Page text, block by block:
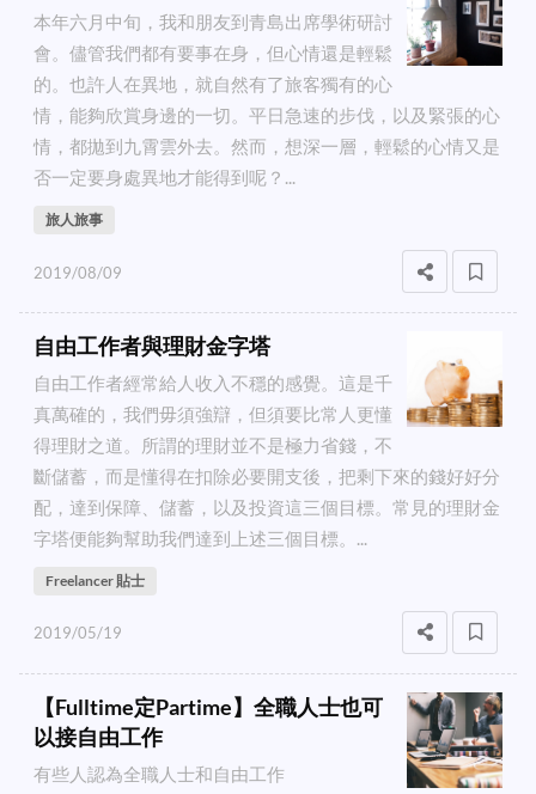
本年六月中旬，我和朋友到青島出席學術研討
會。儘管我們都有要事在身，但心情還是輕鬆
的。也許人在異地，就自然有了旅客獨有的心
情，能夠欣賞身邊的一切。平日急速的步伐，以及緊張的心
情，都拋到九霄雲外去。然而，想深一層，輕鬆的心情又是
否一定要身處異地才能得到呢？...
旅人旅事
2019/08/09
自由工作者與理財金字塔
自由工作者經常給人收入不穩的感覺。這是千
真萬確的，我們毋須強辯，但須要比常人更懂
得理財之道。所謂的理財並不是極力省錢，不
斷儲蓄，而是懂得在扣除必要開支後，把剩下來的錢好好分
配，達到保障、儲蓄，以及投資這三個目標。常見的理財金
字塔便能夠幫助我們達到上述三個目標。...
Freelancer 貼士
2019/05/19
【Fulltime定Partime】全職人士也可
以接自由工作
有些人認為全職人士和自由工作